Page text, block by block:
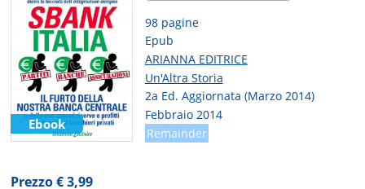
Ebook
98 pagine
Epub
ARIANNA EDITRICE
Un'Altra Storia
2a Ed. Aggiornata (Marzo 2014)
Febbraio 2014
Remainder
Prezzo € 3,99